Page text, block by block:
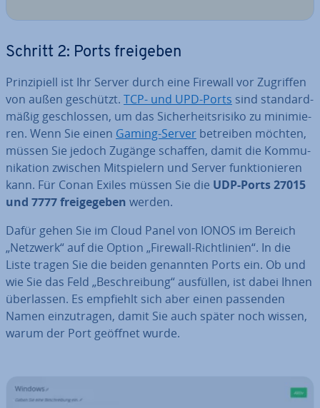
Schritt 2: Ports freigeben
Prin­zi­pi­ell ist Ihr Server durch eine Firewall vor Zugriffen
von außen geschützt. TCP- und UPD-Ports sind stan­dard­
mä­ßig ge­schlos­sen, um das Si­cher­heits­ri­si­ko zu mi­ni­mie­
ren. Wenn Sie einen Gaming-Server betreiben möchten,
müssen Sie jedoch Zugänge schaffen, damit die Kom­mu­
ni­ka­ti­on zwischen Mit­spie­lern und Server funk­tio­nie­ren
kann. Für Conan Exiles müssen Sie die UDP-Ports 27015
und 7777 frei­ge­ge­ben werden.
Dafür gehen Sie im Cloud Panel von IONOS im Bereich
„Netzwerk“ auf die Option „Firewall-Richt­li­ni­en“. In die
Liste tragen Sie die beiden genannten Ports ein. Ob und
wie Sie das Feld „Be­schrei­bung“ ausfüllen, ist dabei Ihnen
über­las­sen. Es empfiehlt sich aber einen passenden
Namen ein­zu­tra­gen, damit Sie auch später noch wissen,
warum der Port geöffnet wurde.